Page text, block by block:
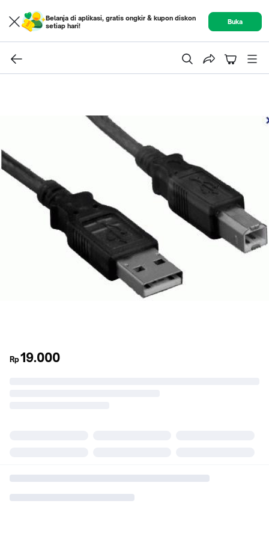
Belanja di aplikasi, gratis ongkir & kupon diskon
setiap hari!
Buka
Rp19.000